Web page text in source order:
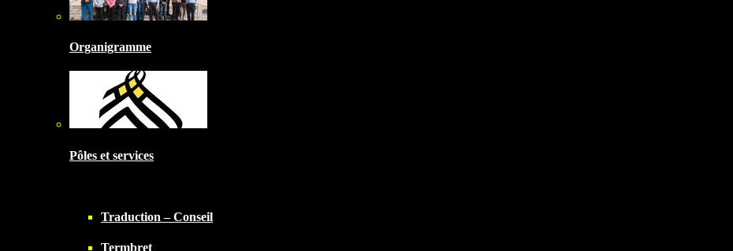
Organigramme
Pôles et services
Traduction – Conseil
Termbret